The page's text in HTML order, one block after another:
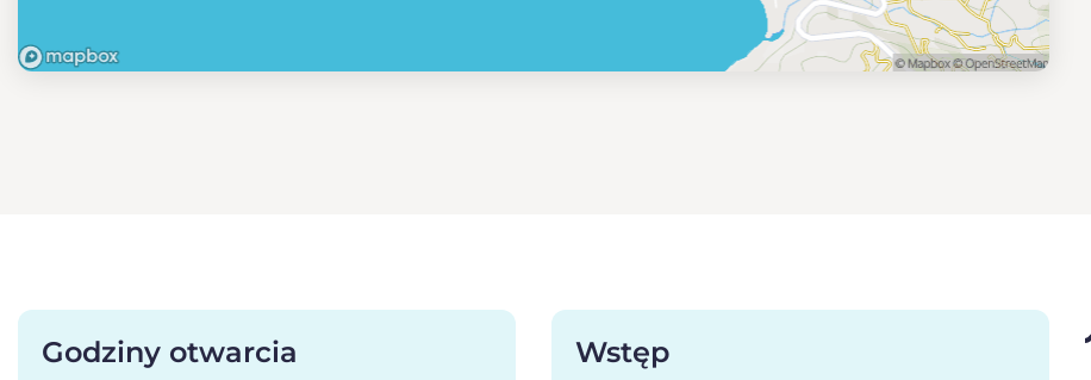
Godziny otwarcia Wstęp